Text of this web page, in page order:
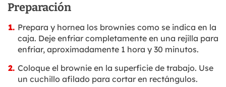
Preparación
Prepara y hornea los brownies como se indica en la
caja. Deje enfriar completamente en una rejilla para
enfriar, aproximadamente 1 hora y 30 minutos.
Coloque el brownie en la superficie de trabajo. Use
un cuchillo afilado para cortar en rectángulos.